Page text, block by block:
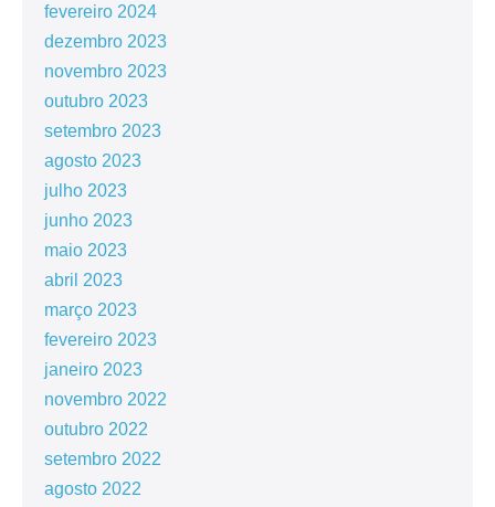
fevereiro 2024
dezembro 2023
novembro 2023
outubro 2023
setembro 2023
agosto 2023
julho 2023
junho 2023
maio 2023
abril 2023
março 2023
fevereiro 2023
janeiro 2023
novembro 2022
outubro 2022
setembro 2022
agosto 2022